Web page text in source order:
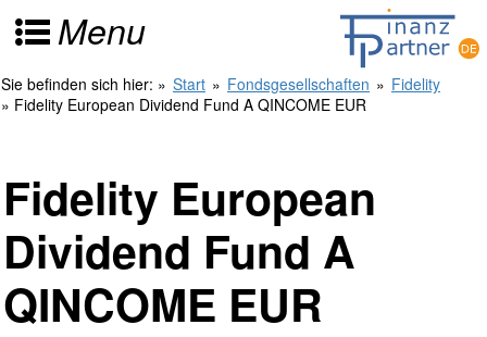
Menu
Sie befinden sich hier: » Start » Fondsgesellschaften » Fidelity
» Fidelity European Dividend Fund A QINCOME EUR
Fidelity European
Dividend Fund A
QINCOME EUR